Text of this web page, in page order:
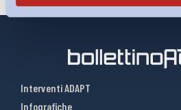
Interventi ADAPT
Infografiche